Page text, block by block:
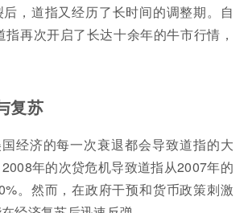
，道指又经历了长时间的调整期。自
再次开启了长达十余年的牛市行情，
复苏
经济的每一次衰退都会导致道指的大
年的次贷危机导致道指从2007年的
。然而，在政府干预和货币政策刺激